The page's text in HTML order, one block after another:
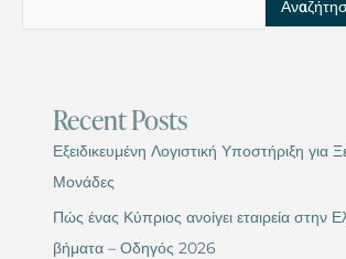
Recent Posts
Εξειδικευμένη Λογιστική Υποστήριξη για
Μονάδες
Πώς ένας Κύπριος ανοίγει εταιρεία στην
βήματα – Οδηγός 2026